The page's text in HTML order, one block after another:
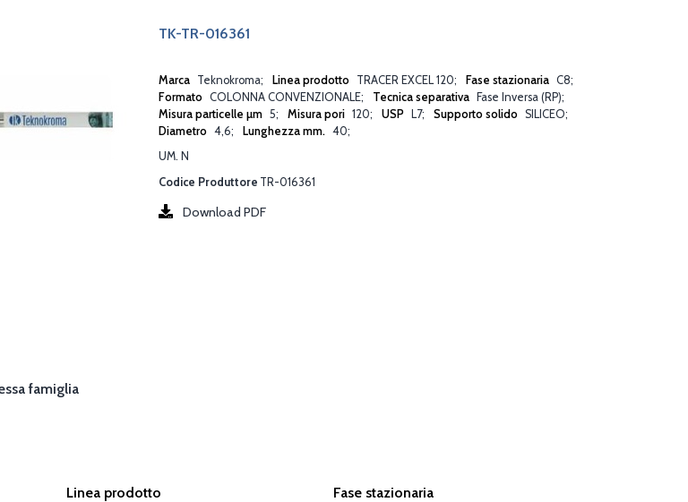
TK-TR-016361
Marca Teknokroma Linea prodotto TRACER EXCEL 120 Fase stazionaria C8
Formato COLONNA CONVENZIONALE Tecnica separativa
Fase Inversa (RP)
Misura particelle µm 5 Misura pori 120 USP L7 Supporto solido SILICEO
Diametro 4,6 Lunghezza mm. 40
UM. N
Download PDF
Codice Produttore TR-016361
famiglia
Linea prodotto
Fase stazionaria